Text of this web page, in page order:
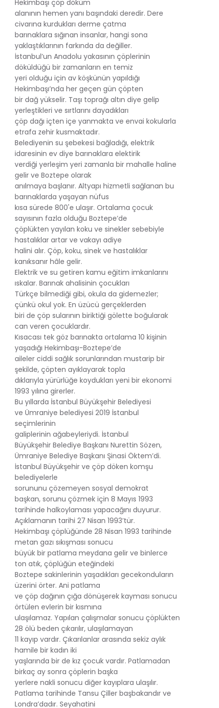
Hekimbaşı çöp döküm
alanının hemen yanı başındaki deredir. Dere
civarına kurdukları derme çatma
barınaklara sığınan insanlar, hangi sona
yaklaştıklarının farkında da değiller.
İstanbul’un Anadolu yakasının çöplerinin
döküldüğü bir zamanların en temiz
yeri olduğu için av köşkünün yapıldığı
Hekimbaşı’nda her geçen gün çöpten
bir dağ yükselir. Taşı toprağı altın diye gelip
yerleştikleri ve sırtlarını dayadıkları
çöp dağı içten içe yanmakta ve envai kokularla
etrafa zehir kusmaktadır.
Belediyenin su şebekesi bağladığı, elektrik
idaresinin ev diye barınaklara elektirik
verdiği yerleşim yeri zamanla bir mahalle haline
gelir ve Boztepe olarak
anılmaya başlanır. Altyapı hizmetli sağlanan bu
barınaklarda yaşayan nüfus
kısa sürede 800'e ulaşır. Ortalama çocuk
sayısının fazla olduğu Boztepe’de
çöplükten yayılan koku ve sinekler sebebiyle
hastalıklar artar ve vakayı adiye
halini alır. Çöp, koku, sinek ve hastalıklar
kanıksanır hâle gelir.
Elektrik ve su getiren kamu eğitim imkanlarını
ıskalar. Barınak ahalisinin çocukları
Türkçe bilmediği gibi, okula da gidemezler;
çünkü okul yok. En üzücü gerçeklerden
biri de çöp sularının biriktiği gölette boğularak
can veren çocuklardır.
Kısacası tek göz barınakta ortalama 10 kişinin
yaşadığı Hekimbaşı-Boztepe’de
aileler ciddi sağlık sorunlarından mustarip bir
şekilde, çöpten ayıklayarak topla
dıklarıyla yürürlüğe koydukları yeni bir ekonomi
1993 yılına girerler.
Bu yıllarda İstanbul Büyükşehir Belediyesi
ve Ümraniye belediyesi 2019 İstanbul
seçimlerinin
galiplerinin ağabeyleriydi. İstanbul
Büyükşehir Belediye Başkanı Nurettin Sözen,
Ümraniye Belediye Başkanı Şinasi Öktem’di.
İstanbul Büyükşehir ve çöp döken komşu
belediyelerle
sorununu çözemeyen sosyal demokrat
başkan, sorunu çözmek için 8 Mayıs 1993
tarihinde halkoylaması yapacağını duyurur.
Açıklamanın tarihi 27 Nisan 1993’tür.
Hekimbaşı çöplüğünde 28 Nisan 1993 tarihinde
metan gazı sıkışması sonucu
büyük bir patlama meydana gelir ve binlerce
ton atık, çöplüğün eteğindeki
Boztepe sakinlerinin yaşadıkları gecekonduların
üzerini örter. Ani patlama
ve çöp dağının çığa dönüşerek kayması sonucu
örtülen evlerin bir kısmına
ulaşılamaz. Yapılan çalışmalar sonucu çöplükten
28 ölü beden çıkarılır, ulaşılamayan
11 kayıp vardır. Çıkarılanlar arasında sekiz aylık
hamile bir kadın iki
yaşlarında bir de kız çocuk vardır. Patlamadan
birkaç ay sonra çöplerin başka
yerlere nakli sonucu diğer kayıplara ulaşılır.
Patlama tarihinde Tansu Çiller başbakandır ve
Londra’dadır. Seyahatini